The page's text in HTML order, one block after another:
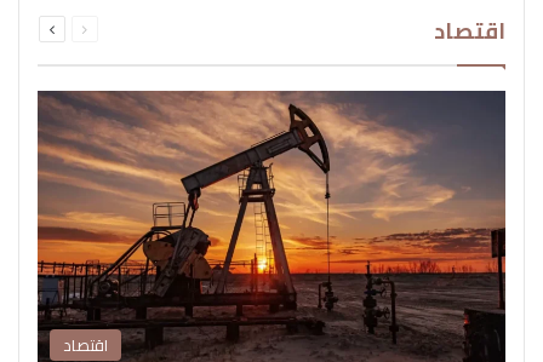
اقتصاد الصفحةالصفحة
اقتصاد